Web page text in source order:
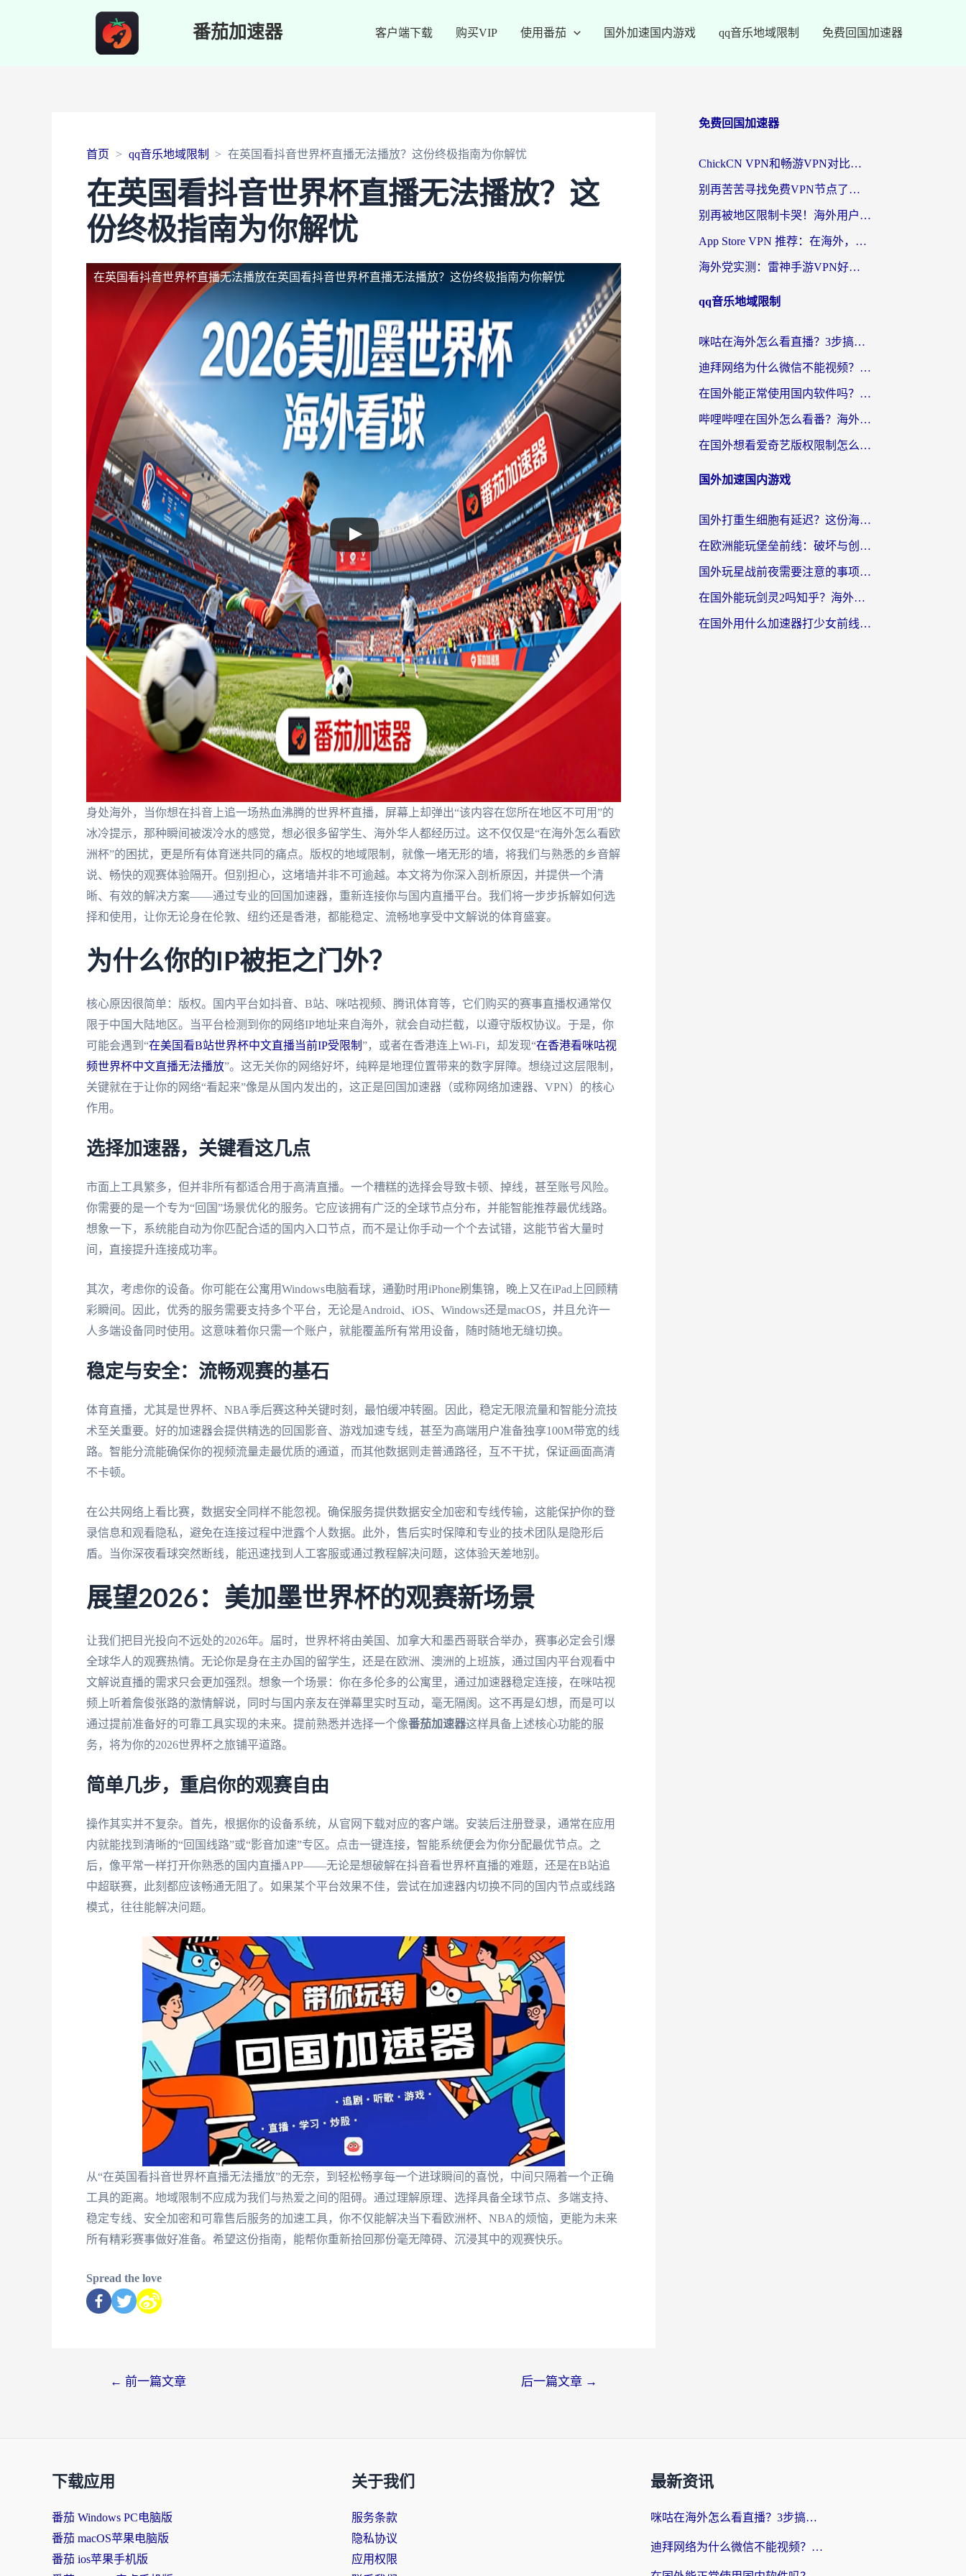
番茄加速器 客户端下载 购买VIP 使用番茄 国外加速国内游戏 qq音乐地域限制 免费回国加速器
首页 qq音乐地域限制 在英国看抖音世界杯直播无法播放？这份终极指南为你解忧
在英国看抖音世界杯直播无法播放？这
份终极指南为你解忧
在英国看抖音世界杯直播无法播放在英国看抖音世界杯直播无法播放？这份终极指南为你解忧
身处海外，当你想在抖音上追一场热血沸腾的世界杯直播，屏幕上却弹出“该内容在您所在地区不可用”的
冰冷提示，那种瞬间被泼冷水的感觉，想必很多留学生、海外华人都经历过。这不仅仅是“在海外怎么看欧
洲杯”的困扰，更是所有体育迷共同的痛点。版权的地域限制，就像一堵无形的墙，将我们与熟悉的乡音解
说、畅快的观赛体验隔开。但别担心，这堵墙并非不可逾越。本文将为你深入剖析原因，并提供一个清
晰、有效的解决方案——通过专业的回国加速器，重新连接你与国内直播平台。我们将一步步拆解如何选
择和使用，让你无论身在伦敦、纽约还是香港，都能稳定、流畅地享受中文解说的体育盛宴。
为什么你的IP被拒之门外？
核心原因很简单：版权。国内平台如抖音、B站、咪咕视频、腾讯体育等，它们购买的赛事直播权通常仅
限于中国大陆地区。当平台检测到你的网络IP地址来自海外，就会自动拦截，以遵守版权协议。于是，你
可能会遇到“在美国看B站世界杯中文直播当前IP受限制 ”，或者在香港连上Wi-Fi，却发现“在香港看咪咕视
频世界杯中文直播无法播放”。这无关你的网络好坏，纯粹是地理位置带来的数字屏障。想绕过这层限制，
关键就在于让你的网络“看起来”像是从国内发出的，这正是回国加速器（或称网络加速器、VPN）的核心
作用。
选择加速器，关键看这几点
市面上工具繁多，但并非所有都适合用于高清直播。一个糟糕的选择会导致卡顿、掉线，甚至账号风险。
你需要的是一个专为“回国”场景优化的服务。它应该拥有广泛的全球节点分布，并能智能推荐最优线路。
想象一下，系统能自动为你匹配合适的国内入口节点，而不是让你手动一个个去试错，这能节省大量时
间，直接提升连接成功率。
其次，考虑你的设备。你可能在公寓用Windows电脑看球，通勤时用iPhone刷集锦，晚上又在iPad上回顾精
彩瞬间。因此，优秀的服务需要支持多个平台，无论是Android、iOS、Windows还是macOS，并且允许一
人多端设备同时使用。这意味着你只需一个账户，就能覆盖所有常用设备，随时随地无缝切换。
稳定与安全：流畅观赛的基石
体育直播，尤其是世界杯、NBA季后赛这种关键时刻，最怕缓冲转圈。因此，稳定无限流量和智能分流技
术至关重要。好的加速器会提供精选的回国影音、游戏加速专线，甚至为高端用户准备独享100M带宽的线
路。智能分流能确保你的视频流量走最优质的通道，而其他数据则走普通路径，互不干扰，保证画面高清
不卡顿。
在公共网络上看比赛，数据安全同样不能忽视。确保服务提供数据安全加密和专线传输，这能保护你的登
录信息和观看隐私，避免在连接过程中泄露个人数据。此外，售后实时保障和专业的技术团队是隐形后
盾。当你深夜看球突然断线，能迅速找到人工客服或通过教程解决问题，这体验天差地别。
展望2026：美加墨世界杯的观赛新场景
让我们把目光投向不远处的2026年。届时，世界杯将由美国、加拿大和墨西哥联合举办，赛事必定会引爆
全球华人的观赛热情。无论你是身在主办国的留学生，还是在欧洲、澳洲的上班族，通过国内平台观看中
文解说直播的需求只会更加强烈。想象一个场景：你在多伦多的公寓里，通过加速器稳定连接，在咪咕视
频上听着詹俊张路的激情解说，同时与国内亲友在弹幕里实时互动，毫无隔阂。这不再是幻想，而是可以
通过提前准备好的可靠工具实现的未来。提前熟悉并选择一个像番茄加速器这样具备上述核心功能的服
务，将为你的2026世界杯之旅铺平道路。
简单几步，重启你的观赛自由
操作其实并不复杂。首先，根据你的设备系统，从官网下载对应的客户端。安装后注册登录，通常在应用
内就能找到清晰的“回国线路”或“影音加速”专区。点击一键连接，智能系统便会为你分配最优节点。之
后，像平常一样打开你熟悉的国内直播APP——无论是想破解在抖音看世界杯直播的难题，还是在B站追
中超联赛，此刻都应该畅通无阻了。如果某个平台效果不佳，尝试在加速器内切换不同的国内节点或线路
模式，往往能解决问题。
从“在英国看抖音世界杯直播无法播放”的无奈，到轻松畅享每一个进球瞬间的喜悦，中间只隔着一个正确
工具的距离。地域限制不应成为我们与热爱之间的阻碍。通过理解原理、选择具备全球节点、多端支持、
稳定专线、安全加密和可靠售后服务的加速工具，你不仅能解决当下看欧洲杯、NBA的烦恼，更能为未来
所有精彩赛事做好准备。希望这份指南，能帮你重新拾回那份毫无障碍、沉浸其中的观赛快乐。
Spread the love
← 前一篇文章 后一篇文章 →
免费回国加速器
ChickCN VPN和畅游VPN对比哪个回国效果更好？海外党必看的回国加速器选择指南
别再苦苦寻找免费VPN节点了，这才是海外访问国内资源的正确姿势
别再被地区限制卡哭！海外用户vpn中国下载全攻略，无缝刷剧办公社交
App Store VPN 推荐：在海外，如何找回那扇回家的“任意门”？
海外党实测：雷神手游VPN好用吗？和闪电VPN对比哪个回国效果更好？附小众工具深度测评
qq音乐地域限制
咪咕在海外怎么看直播？3步搞定地域限制，还能畅看腾讯视频与国内热剧
迪拜网络为什么微信不能视频？海外党必看的回国加速全攻略
在国外能正常使用国内软件吗？海外党亲测有效的无缝访问指南
哔哩哔哩在国外怎么看番？海外党追剧看片的终极解决方案
在国外想看爱奇艺版权限制怎么办？海外华人必看的追剧自由指南
国外加速国内游戏
国外打重生细胞有延迟？这份海外畅玩国服游戏加速器终极指南请收好
在欧洲能玩堡垒前线：破坏与创造吗？海外党国服游戏不卡顿的秘密
国外玩星战前夜需要注意的事项：一份来自老玩家的网络生存指南
在国外能玩剑灵2吗知乎？海外党亲测有效的国服游戏加速指南
在国外用什么加速器打少女前线：云图计划不卡？一个老玩家的掏心分享
下载应用
番茄 Windows PC电脑版
番茄 macOS苹果电脑版
番茄 ios苹果手机版
关于我们
服务条款
隐私协议
应用权限
最新资讯
咪咕在海外怎么看直播？3步搞定地域限制，还能畅看腾讯视频与国内热剧
迪拜网络为什么微信不能视频？海外党必看的回国加速全攻略